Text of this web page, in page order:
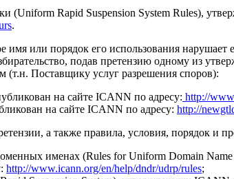
(Uniform Rapid Suspension System Rules),
.
или порядок его использования нарушает
подав претензию одному из
(т.н. Поставщику услуг разрешения споров):
на сайте ICANN по адресу: http://
на сайте ICANN по адресу: http://
а также правила, условия, порядок и
именах (Rules for Uniform Domain
http://www.icann.org/en/help/dndr/udrp/rules;